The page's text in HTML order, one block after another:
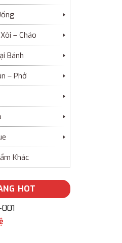
– Cháo
Bánh
– Phở
Khác
HOT